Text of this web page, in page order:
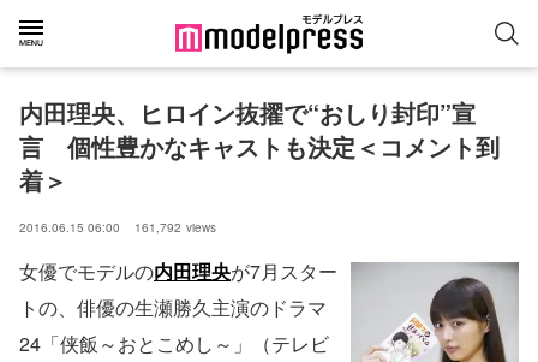
内田理央、ヒロイン抜擢で“おしり封印”宣
言　個性豊かなキャストも決定＜コメント到
着＞
2016.06.15 06:00 161,792 views
女優でモデルの内田理央が7月スター
トの、俳優の生瀬勝久主演のドラマ
24「侠飯～おとこめし～」（テレビ